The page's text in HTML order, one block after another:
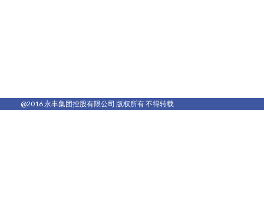
@2016 永丰集团控股有限公司 版权所有 不得转载